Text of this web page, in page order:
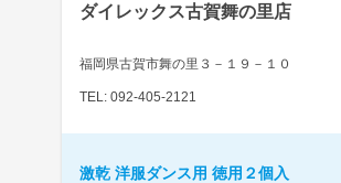
ダイレックス古賀舞の里店
福岡県古賀市舞の里３－１９－１０
TEL: 092-405-2121
激乾 洋服ダンス用 徳用２個入